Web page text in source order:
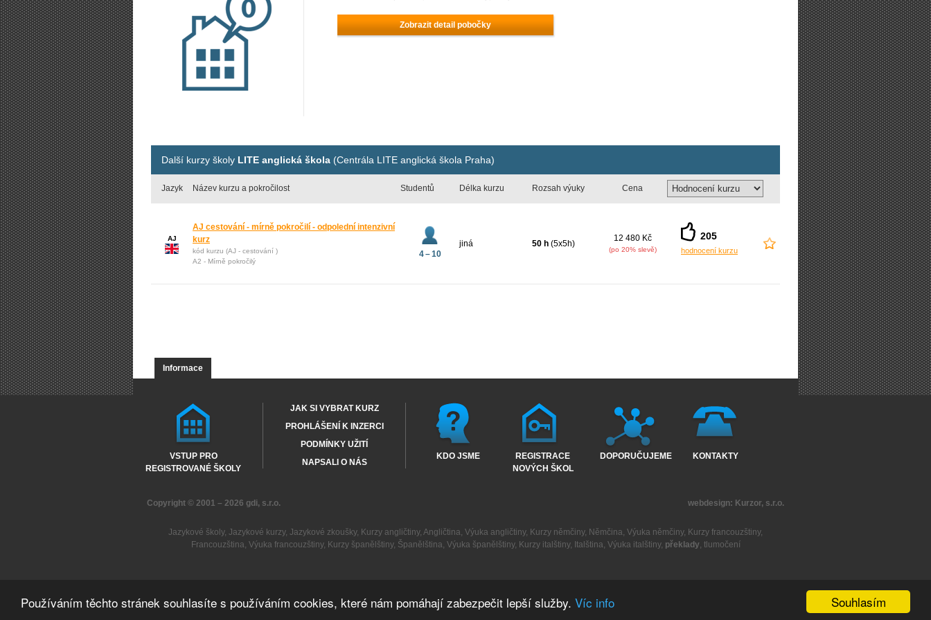
Souhlasím
Používáním těchto stránek souhlasíte s používáním cookies, které nám pomáhají zabezpečit lepší služby. Víc info
Zobrazit detail pobočky
Další kurzy školy LITE anglická škola (Centrála LITE anglická škola Praha)
Jazyk Název kurzu a pokročilost Studentů Délka kurzu Rozsah výuky Cena
AJ
AJ cestování - mírně pokročilí - odpolední intenzivní
kurz
kód kurzu (AJ - cestování )
A2 - Mírně pokročilý
4 – 10
jiná 50 h (5x5h)
12 480 Kč
(po 20% slevě)
205
hodnocení kurzu
Informace
VSTUP PRO
REGISTROVANÉ ŠKOLY
JAK SI VYBRAT KURZ
PROHLÁŠENÍ K INZERCI
PODMÍNKY UŽITÍ
NAPSALI O NÁS
KDO JSME
REGISTRACE
NOVÝCH ŠKOL
DOPORUČUJEME KONTAKTY
Copyright © 2001 – 2026 gdi, s.r.o. webdesign: Kurzor, s.r.o.
Jazykové školy, Jazykové kurzy, Jazykové zkoušky, Kurzy angličtiny, Angličtina, Výuka angličtiny, Kurzy němčiny, Němčina, Výuka němčiny, Kurzy francouzštiny,
Francouzština, Výuka francouzštiny, Kurzy španělštiny, Španělština, Výuka španělštiny, Kurzy italštiny, Italština, Výuka italštiny, překlady, tlumočení